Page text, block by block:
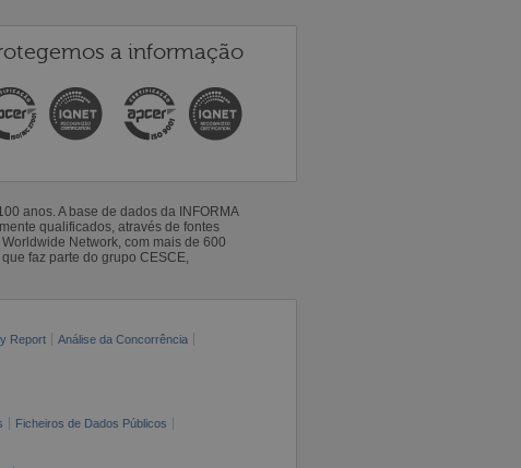
a informação
anos. A base de dados da INFORMA
qualificados, através de fontes
Network, com mais de 600
faz parte do grupo CESCE,
Report
Análise da Concorrência
Ficheiros de Dados Públicos